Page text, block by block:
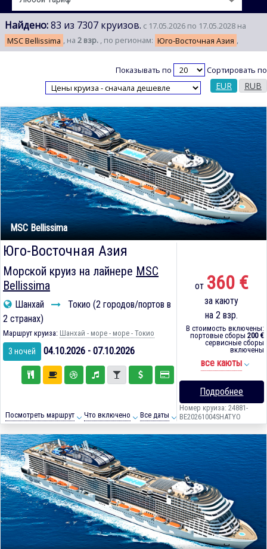
Найдено:83 из 7307 круизов. с 17.05.2026 по 17.05.2028 на
MSC Bellissima , на 2 взр. , по регионам: Юго-Восточная Азия ,
Показывать по Сортировать по
EUR RUB
MSC Bellissima
Юго-Восточная Азия
Морской круиз на лайнере MSC
Bellissima
Шанхай
Токио (2 городов/портов в
2 странах)
Маршрут круиза: Шанхай - море - море - Токио
3 ночей 04.10.2026 - 07.10.2026
Посмотреть маршрут Что включено Все даты
от 360 €
за каюту
на 2 взр.
В стоимость включены:
портовые сборы 200 €
сервисные сборы
включены
все каюты
Подробнее
Номер круиза: 24881-
BE20261004SHATYO